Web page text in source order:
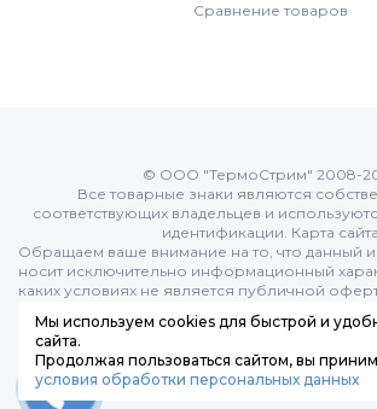
Сравнение товаров
© ООО "ТермоСтрим" 2008-
Все товарные знаки являются
соответствующих владельцев и
идентификации. Карта сайта
Обращаем ваше внимание на то, что данный
носит исключительно информационный
каких условиях не является публичной
определяемой положениями Статьи 437 (п.2)
кодекса РФ:
Мы используем cookies для быстрой и
сайта.
Продолжая пользоваться сайтом, вы
условия обработки персональных данных